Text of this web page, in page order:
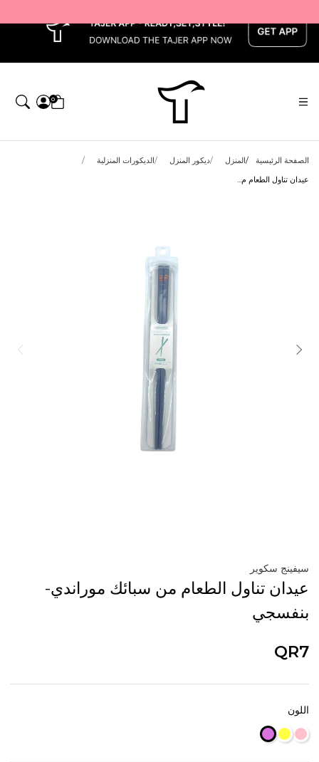
0
الصفحة الرئيسية المنزل ديكور المنزل
الديكورات المنزلية
عيدان تناول الطعام م...
سيفينج سكوير
عيدان تناول الطعام من سبائك موراندي-
بنفسجي
QR7
اللون